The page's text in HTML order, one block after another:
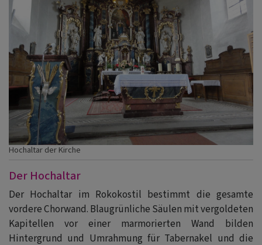
Hochaltar der Kirche
Der Hochaltar
Der Hochaltar im Rokokostil bestimmt die gesamte
vordere Chorwand. Blaugrünliche Säulen mit vergoldeten
Kapitellen vor einer marmorierten Wand bilden
Hintergrund und Umrahmung für Tabernakel und die